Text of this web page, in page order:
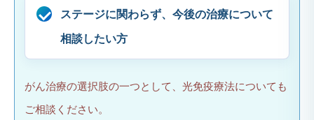
ステージに関わらず、今後の治療について
相談したい方
がん治療の選択肢の一つとして、光免疫療法についても
ご相談ください。